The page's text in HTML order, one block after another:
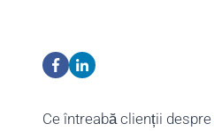
Ce întreabă clienții despre